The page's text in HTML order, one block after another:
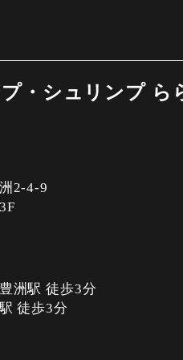
・シュリンプ ら
2-4-9
洲駅 徒歩3分
徒歩3分